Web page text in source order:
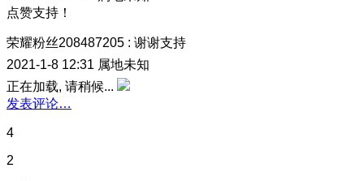
点赞支持！
荣耀粉丝208487205 : 谢谢支持
2021-1-8 12:31 属地未知
正在加载, 请稍候...
发表评论…
4
2